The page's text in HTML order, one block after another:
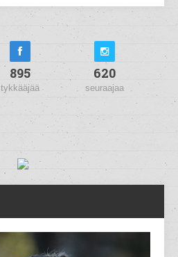
895
tykkääjää
620
seuraajaa